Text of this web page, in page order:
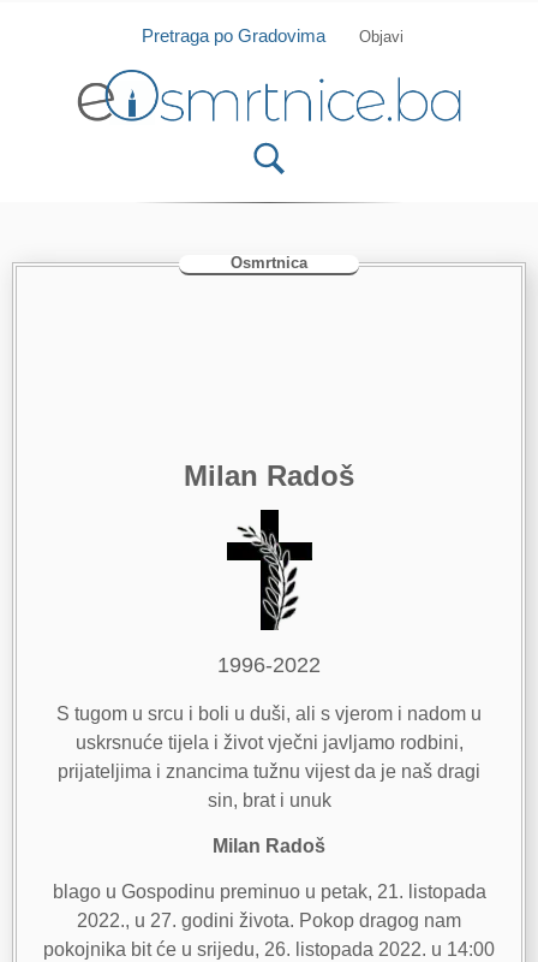
Isprobajte našu Android i IOS aplikaciju
Pretraga po Gradovima Objavi
Osmrtnica
Milan Radoš
1996-2022
S tugom u srcu i boli u duši, ali s vjerom i nadom u
uskrsnuće tijela i život vječni javljamo rodbini,
prijateljima i znancima tužnu vijest da je naš dragi
sin, brat i unuk
Milan Radoš
blago u Gospodinu preminuo u petak, 21. listopada
2022., u 27. godini života. Pokop dragog nam
pokojnika bit će u srijedu, 26. listopada 2022. u 14:00